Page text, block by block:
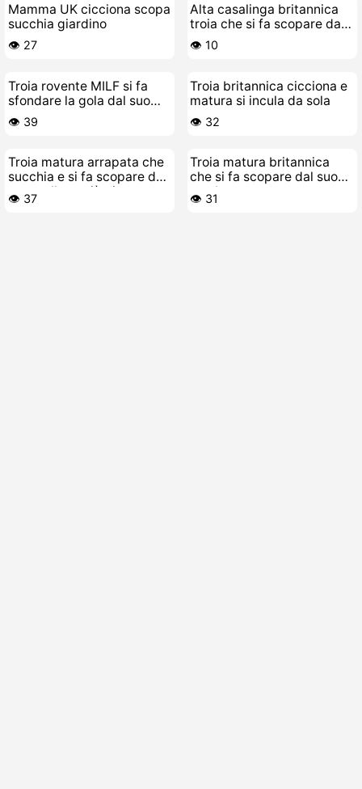
Mamma UK cicciona scopa
succhia giardino
👁️ 27
Alta casalinga britannica
troia che si fa scopare dal
amante in giardino
👁️ 10
Troia rovente MILF si fa
sfondare la gola dal suo
stallone giovane
👁️ 39
Troia britannica cicciona e
matura si incula da sola
👁️ 32
Troia matura arrapata che
succhia e si fa scopare dal
suo stallone più giovane
👁️ 37
Troia matura britannica
che si fa scopare dal suo
toy-boy
👁️ 31